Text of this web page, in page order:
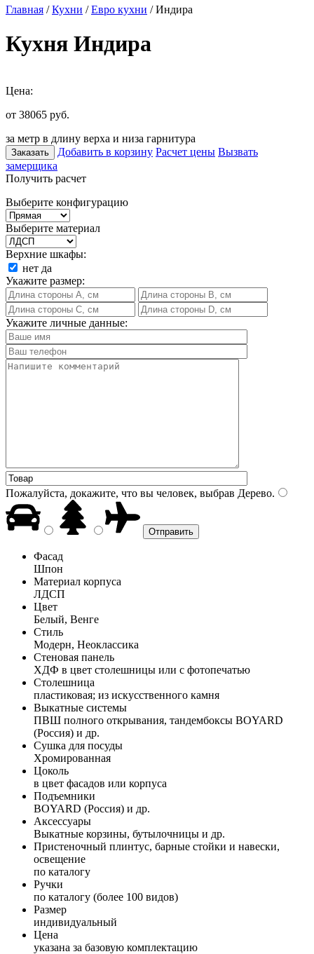
Главная /Кухни /Евро кухни / Индира
Кухня Индира
Цена:
от 38065 руб.
за метр в длину верха и низа гарнитура
Заказать Добавить в корзину Расчет цены Вызвать
замерщика
Получить расчет
Выберите конфигурацию
Выберите материал
Верхние шкафы:
нет да
Укажите размер:
Укажите личные данные:
Пожалуйста, докажите, что вы человек, выбрав Дерево.
Фасад
Шпон
Материал корпуса
ЛДСП
Цвет
Белый, Венге
Стиль
Модерн, Неоклассика
Стеновая панель
ХДФ в цвет столешницы или с фотопечатью
Столешница
пластиковая; из искусственного камня
Выкатные системы
ПВШ полного открывания, тандембоксы BOYARD
(Россия) и др.
Сушка для посуды
Хромированная
Цоколь
в цвет фасадов или корпуса
Подъемники
BOYARD (Россия) и др.
Аксессуары
Выкатные корзины, бутылочницы и др.
Пристеночный плинтус, барные стойки и навески,
освещение
по каталогу
Ручки
по каталогу (более 100 видов)
Размер
индивидуальный
Цена
указана за базовую комплектацию